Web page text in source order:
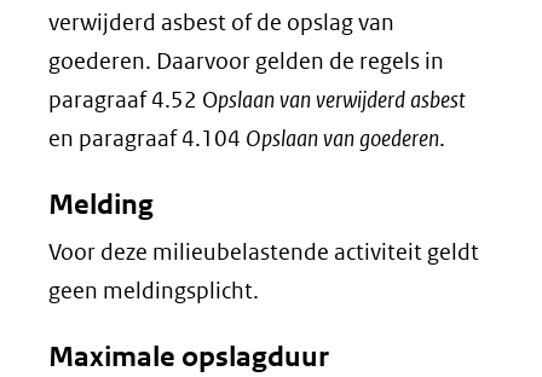
verwijderd asbest of de opslag van
goederen. Daarvoor gelden de regels in
paragraaf 4.52 Opslaan van verwijderd asbest
en paragraaf 4.104 Opslaan van goederen.
Melding
Voor deze milieubelastende activiteit geldt
geen meldingsplicht.
Maximale opslagduur